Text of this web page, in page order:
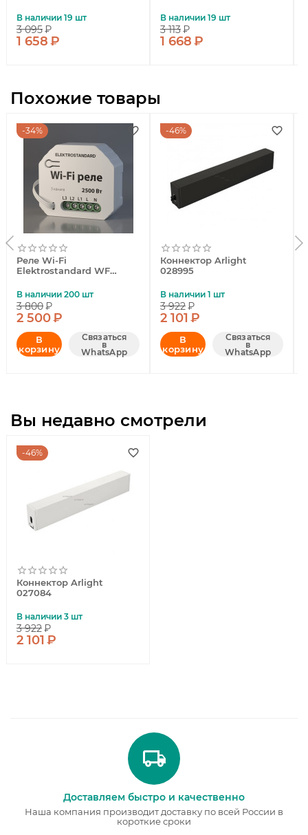
В наличии 19 шт
3 095₽
1 658₽
В наличии 19 шт
3 113₽
1 668₽
Похожие товары
34%
Реле Wi-Fi
Elektrostandard WF
В наличии 200 шт
3 800₽
2 500₽
В
корзину
Связаться
в
WhatsApp
46%
Коннектор Arlight
028995
В наличии 1 шт
3 922₽
2 101₽
В
корзину
Связаться
в
WhatsApp
Вы недавно смотрели
46%
Коннектор Arlight
027084
В наличии 3 шт
3 922₽
2 101₽
Доставляем быстро и качественно
Наша компания производит доставку по всей России в
короткие сроки